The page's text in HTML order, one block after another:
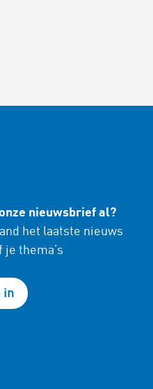
nieuwsbrief al?
het laatste nieuws
je thema’s
in